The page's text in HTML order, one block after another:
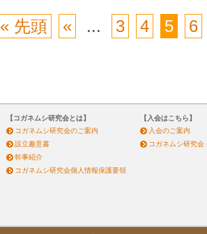
« 先頭 « ... 3 4 5 6
【コガネムシ研究会とは】
コガネムシ研究会のご案内
設立趣意書
幹事紹介
コガネムシ研究会個人情報保護要領
【入会はこちら】
入会のご案内
コガネムシ研究会